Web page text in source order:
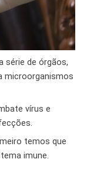
série de órgãos,
microorganismos
vírus e
temos que
imune.